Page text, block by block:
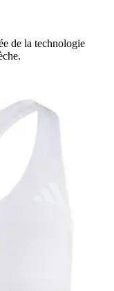
de la technologie